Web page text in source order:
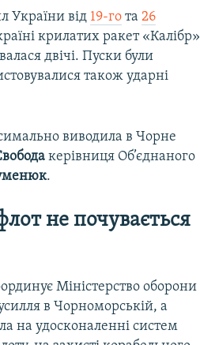
України від 19-го та26
крилатих ракет «Калібр»
двічі. Пуски були
також ударні
виводила в Чорне
керівниця Об’єднаного
.
не почувається
Міністерство оборони
в Чорноморській, а
на удосконаленні систем